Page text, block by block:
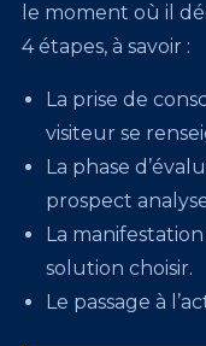
le moment où il
4 étapes, à savoir :
La prise de
visiteur se
La phase
prospect
La
solution choisir.
Le passage à